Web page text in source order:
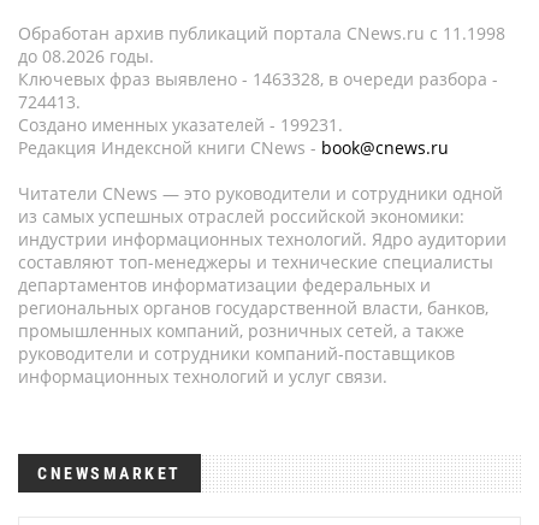
Обработан архив публикаций портала CNews.ru c 11.1998
до 08.2026 годы.
Ключевых фраз выявлено - 1463328, в очереди разбора -
724413.
Создано именных указателей - 199231.
Редакция Индексной книги CNews - book@cnews.ru
Читатели CNews — это руководители и сотрудники одной
из самых успешных отраслей российской экономики:
индустрии информационных технологий. Ядро аудитории
составляют топ-менеджеры и технические специалисты
департаментов информатизации федеральных и
региональных органов государственной власти, банков,
промышленных компаний, розничных сетей, а также
руководители и сотрудники компаний-поставщиков
информационных технологий и услуг связи.
CNEWSMARKET